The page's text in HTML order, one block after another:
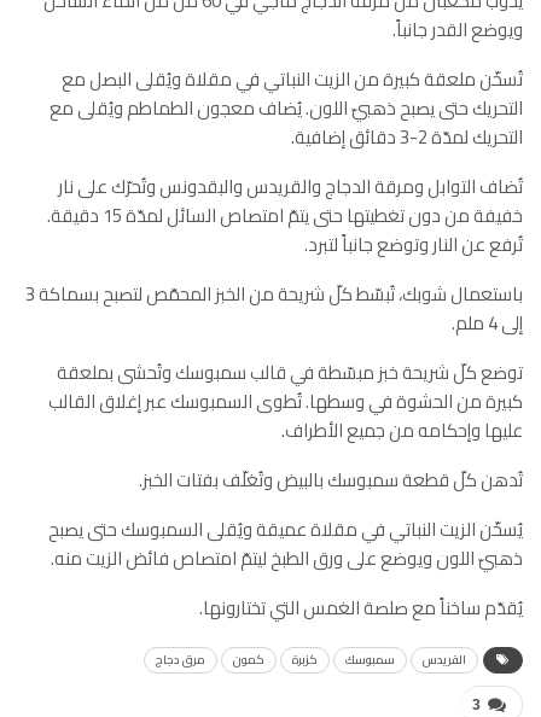
ويوضع القدر جانباً.
تُسخّن ملعقة كبيرة من الزيت النباتي في مقلاة ويُقلى البصل مع
التحريك حتى يصبح ذهبيّ اللون. يُضاف معجون الطماطم ويُقلى مع
التحريك لمدّة 2-3 دقائق إضافية.
تُضاف التوابل ومرقة الدجاج والقريدس والبقدونس وتُحرّك على نار
خفيفة من دون تغطيتها حتى يتمّ امتصاص السائل لمدّة 15 دقيقة.
تُرفع عن النار وتوضع جانباً لتبرد.
باستعمال شوبك، تُبسّط كلّ شريحة من الخبز المحمّص لتصبح بسماكة 3
إلى 4 ملم.
توضع كلّ شريحة خبز مبسّطة في قالب سمبوسك وتُحشى بملعقة
كبيرة من الحشوة في وسطها. تُطوى السمبوسك عبر إغلاق القالب
عليها وإحكامه من جميع الأطراف.
تُدهن كلّ قطعة سمبوسك بالبيض وتُغلّف بفتات الخبز.
يُسخّن الزيت النباتي في مقلاة عميقة ويُقلى السمبوسك حتى يصبح
ذهبيّ اللون ويوضع على ورق الطبخ ليتمّ امتصاص فائض الزيت منه.
يُقدّم ساخناً مع صلصة الغمس التي تختارونها.
القريدس سمبوسك كزبرة كمون مرق دجاج
3